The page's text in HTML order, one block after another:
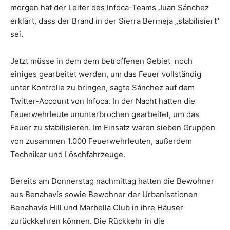
morgen hat der Leiter des Infoca-Teams Juan Sánchez
erklärt, dass der Brand in der Sierra Bermeja „stabilisiert“
sei.
Jetzt müsse in dem dem betroffenen Gebiet noch
einiges gearbeitet werden, um das Feuer vollständig
unter Kontrolle zu bringen, sagte Sánchez auf dem
Twitter-Account von Infoca. In der Nacht hatten die
Feuerwehrleute ununterbrochen gearbeitet, um das
Feuer zu stabilisieren. Im Einsatz waren sieben Gruppen
von zusammen 1.000 Feuerwehrleuten, außerdem
Techniker und Löschfahrzeuge.
Bereits am Donnerstag nachmittag hatten die Bewohner
aus Benahavís sowie Bewohner der Urbanisationen
Benahavís Hill und Marbella Club in ihre Häuser
zurückkehren können. Die Rückkehr in die